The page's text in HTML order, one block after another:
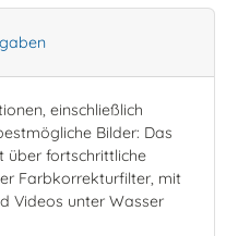
einschließlich
Bilder: Das
über fortschrittliche
Farbkorrekturfilter, mit
Videos unter Wasser